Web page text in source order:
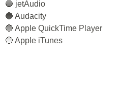
🔵 jetAudio
🔵 Audacity
🔵 Apple QuickTime Player
🔵 Apple iTunes